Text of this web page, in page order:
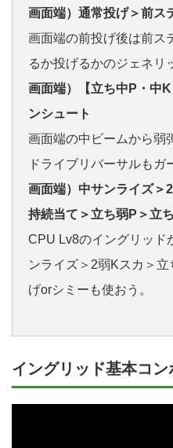
画面端）通常投げ＞前ス
画面端の前投げ後は前ス
るか投げるかのジェネリ
画面端）【立ち中P・中
ンシュート
画面端の中ビームから弱
ドライブリバーサルもガ
画面端）中サンライズ＞
持続当て＞立ち弱P＞立
CPU Lv8のイングリッド
ンライズ＞2弱Kスカ＞
げorシミーも使おう。
イングリッド基本コン